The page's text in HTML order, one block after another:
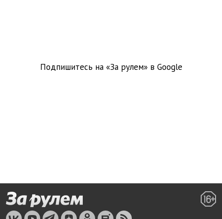
Подпишитесь на «За рулем» в Google